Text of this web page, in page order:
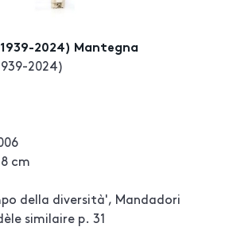
2024) Mantegna
2024)
cm
della diversità', Mandadori
similaire p. 31